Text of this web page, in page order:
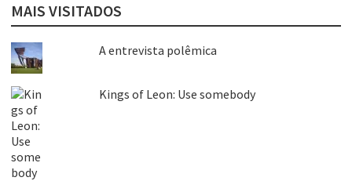
MAIS VISITADOS
A entrevista polêmica
Kings of Leon: Use somebody